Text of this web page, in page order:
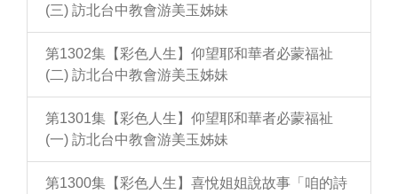
(三) 訪北台中教會游美玉姊妹
第1302集【彩色人生】仰望耶和華者必蒙福祉
(二) 訪北台中教會游美玉姊妹
第1301集【彩色人生】仰望耶和華者必蒙福祉
(一) 訪北台中教會游美玉姊妹
第1300集【彩色人生】喜悅姐姐說故事「咱的詩